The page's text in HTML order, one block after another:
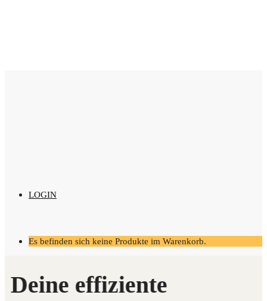
LOGIN
Es befinden sich keine Produkte im Warenkorb.